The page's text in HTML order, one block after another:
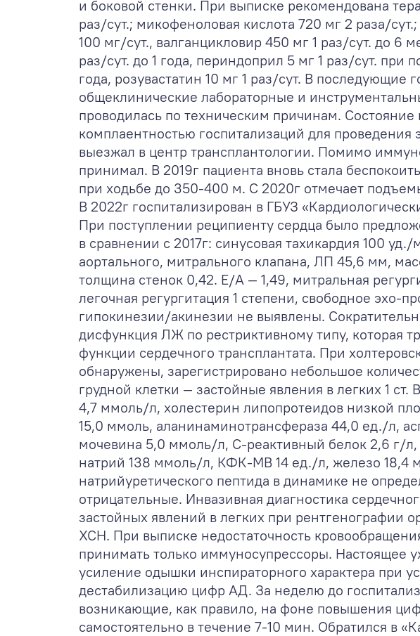
и боковой стенки. При выписке рекомендована
раз/сут.; микофеноловая кислота 720 мг 2 раза/
100 мг/сут., валганцикловир 450 мг 1 раз/сут. до 6
раз/сут. до 1 года, периндоприл 5 мг 1 раз/сут.
года, розувастатин 10 мг 1 раз/сут. В
общеклинические лабораторные и
проводилась по техническим причинам. Состояние
комплаентностью госпитализаций для
выезжал в центр трансплантологии. Помимо
принимал. В 2019г пациента вновь стала
при ходьбе до 350-400 м. С 2020г отмечает
В 2022г госпитализирован в ГБУЗ
При поступлении реципиенту сердца было
в сравнении с 2017г: синусовая тахикардия 100
аортального, митрального клапана, ЛП 45,6 мм,
толщина стенок 0,42. Е/А — 1,49, митральная
легочная регургитация 1 степени, свободное
гипокинезии/акинезии не выявлены.
дисфункция ЛЖ по рестриктивному типу, которая
функции сердечного трансплантата. При
обнаружены, зарегистрировано небольшое
грудной клетки — застойные явления в легких 1
4,7 ммоль/л, холестерин липопротеидов низкой
15,0 ммоль, аланинаминотрансфераза 44,0 ед./л,
мочевина 5,0 ммоль/л, С-реактивный белок 2,6 г/
натрий 138 ммоль/л, КФК-МВ 14 ед./л, железо 18,4
натрийуретического пептида в динамике не
отрицательные. Инвазивная диагностика
застойных явлений в легких при рентгенографии
ХСН. При выписке недостаточность
принимать только иммуносупрессоры. Настоящее
усиление одышки инспираторного характера при
дестабилизацию цифр АД. За неделю до
возникающие, как правило, на фоне повышения
самостоятельно в течение 7-10 мин. Обратился в